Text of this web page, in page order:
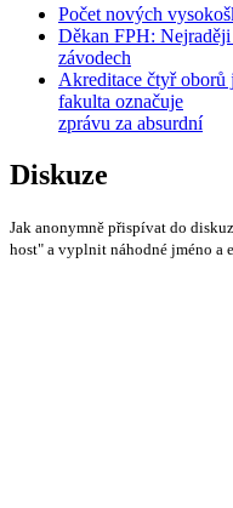
Počet nových
Děkan FPH:
závodech
Akreditace čtyř oborů
fakulta označuje
zprávu za absurdní
Diskuze
Jak anonymně přispívat do
host" a vyplnit náhodné jméno a